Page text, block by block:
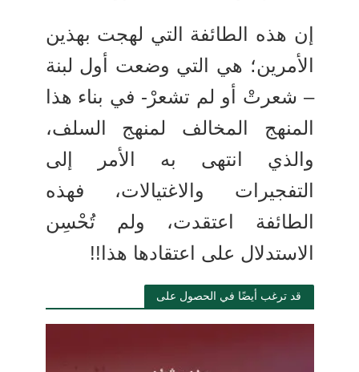
إن هذه الطائفة التي لهجت بهذين
الأمرين؛ هي التي وضعت أول لبنة
– شعرتْ أو لم تشعرْ- في بناء هذا
المنهج المخالف لمنهج السلف،
والذي انتهى به الأمر إلى
التفجيرات والاغتيالات، فهذه
الطائفة اعتقدت، ولم تُحْسِن
الاستدلال على اعتقادها هذا!!
قد ترغب أيضًا في الحصول على